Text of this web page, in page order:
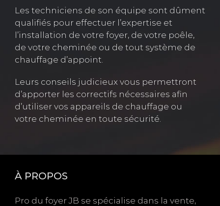
Les techniciens de son équipe sont dûment
qualifiés pour effectuer l’expertise et
l’installation de votre foyer, de votre poêle,
de votre cheminée ou de tout système de
chauffage d’appoint.
Leurs conseils judicieux vous permettront
d’apporter les correctifs nécessaires afin
d’utiliser vos appareils de chauffage ou
votre cheminée en toute sécurité.
À PROPOS
Pro du foyer JB se spécialise dans la vente,